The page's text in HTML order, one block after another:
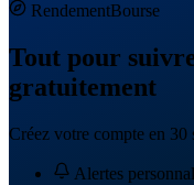
RendementBourse
Tout pour
gratuitement
Créez votre compte en 30
Alertes